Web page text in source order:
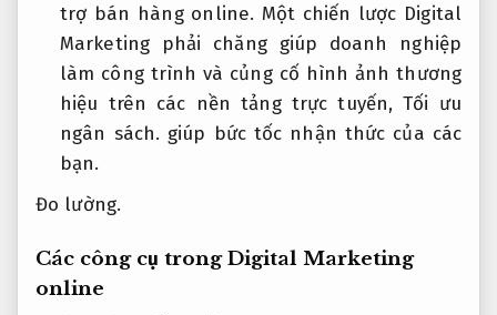
trợ bán hàng online. Một chiến lược Digital
Marketing phải chăng giúp doanh nghiệp
làm công trình và củng cố hình ảnh thương
hiệu trên các nền tảng trực tuyến,Tối ưu
ngân sách. giúp bức tốc nhận thức của các
bạn.
Đo lường.
Các công cụ trong Digital Marketing
online